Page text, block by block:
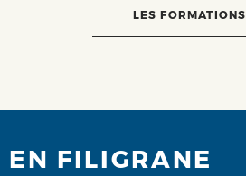
LES FORMATIONS
EN FILIGRANE